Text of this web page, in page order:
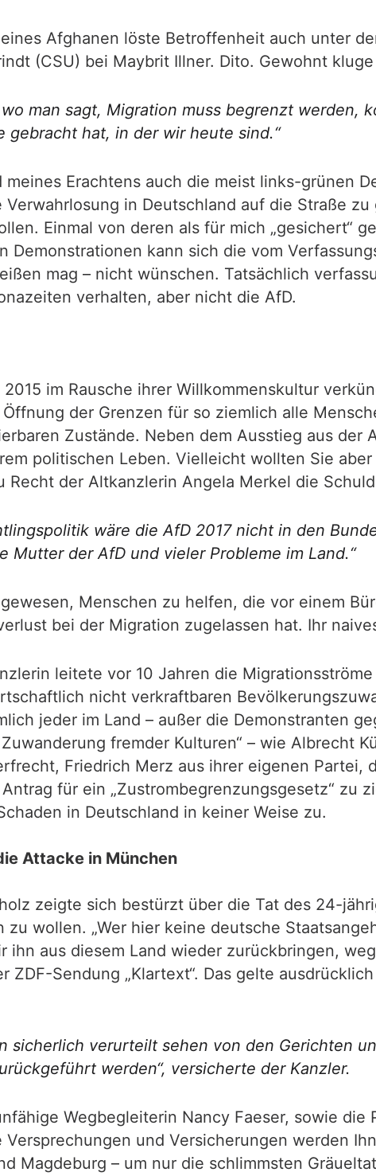
Afghanen löste Betroffenheit auch unter
(CSU) bei Maybrit Illner. Dito. Gewohnt
man sagt, Migration muss begrenzt werden,
gebracht hat, in der wir heute sind.“
meines Erachtens auch die meist links-grünen
Verwahrlosung in Deutschland auf die Straße
Einmal von deren als für mich „gesichert“
Demonstrationen kann sich die vom
mag – nicht wünschen. Tatsächlich
verhalten, aber nicht die AfD.
im Rausche ihrer Willkommenskultur
der Grenzen für so ziemlich alle
Zustände. Neben dem Ausstieg aus der
politischen Leben. Vielleicht wollten Sie
Recht der Altkanzlerin Angela Merkel die
wäre die AfD 2017 nicht in den
Mutter der AfD und vieler Probleme im Land.“
Menschen zu helfen, die vor einem
bei der Migration zugelassen hat. Ihr naives
leitete vor 10 Jahren die
nicht verkraftbaren
jeder im Land – außer die Demonstranten
fremder Kulturen“ – wie Albrecht
Friedrich Merz aus ihrer eigenen
für ein „Zustrombegrenzungsgesetz“
in Deutschland in keiner Weise zu.
Attacke in München
zeigte sich bestürzt über die Tat des 24-
zu wollen. „Wer hier keine deutsche
ihn aus diesem Land wieder zurückbringen,
ZDF-Sendung „Klartext“. Das gelte
sicherlich verurteilt sehen von den Gerichten
werden“, versicherte der Kanzler.
Wegbegleiterin Nancy Faeser, sowie
Versprechungen und Versicherungen werden
Magdeburg – um nur die schlimmsten